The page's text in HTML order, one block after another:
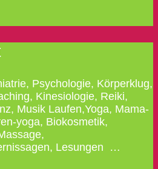
Psychologie, Körperklug,
Kinesiologie, Reiki,
Musik Laufen,Yoga, Mama-
yoga, Biokosmetik,
Lesungen …